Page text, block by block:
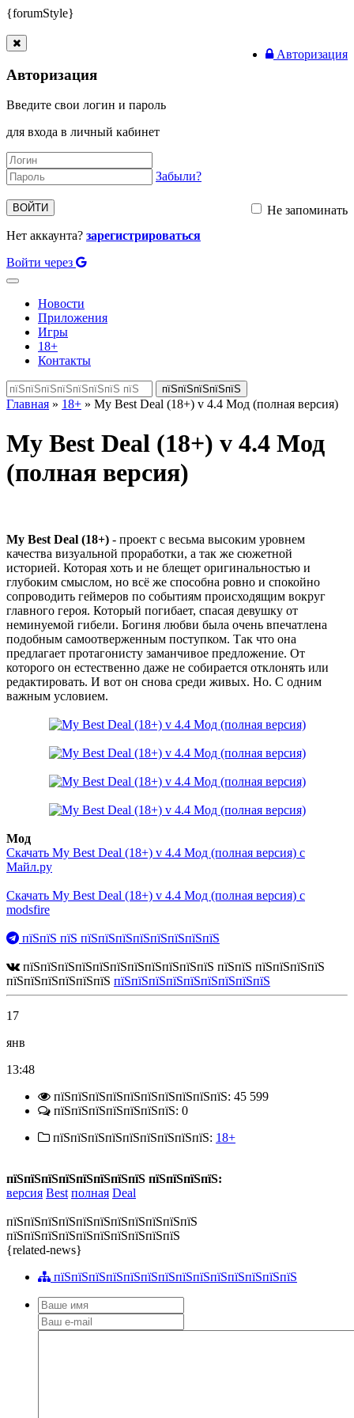
{forumStyle}
Авторизация
Авторизация
Введите свои логин и пароль
для входа в личный кабинет
Забыли?
ВОЙТИ
Не запоминать
Нет аккаунта? зарегистрироваться
Войти через
Toggle
navigationНовости
Приложения
Игры
18+
Контакты
Главная » 18+ » My Best Deal (18+) v 4.4 Мод (полная версия)
My Best Deal (18+) v 4.4 Мод
(полная версия)
My Best Deal (18+) - проект с весьма высоким уровнем
качества визуальной проработки, а так же сюжетной
историей. Которая хоть и не блещет оригинальностью и
глубоким смыслом, но всё же способна ровно и спокойно
сопроводить геймеров по событиям происходящим вокруг
главного героя. Который погибает, спасая девушку от
неминуемой гибели. Богиня любви была очень впечатлена
подобным самоотверженным поступком. Так что она
предлагает протагонисту заманчивое предложение. От
которого он естественно даже не собирается отклонять или
редактировать. И вот он снова среди живых. Но. С одним
важным условием.
Мод
Скачать My Best Deal (18+) v 4.4 Мод (полная версия) с
Майл.ру
Скачать My Best Deal (18+) v 4.4 Мод (полная версия) с
modsfire
пїЅпїЅ пїЅ пїЅпїЅпїЅпїЅпїЅпїЅпїЅпїЅ
пїЅпїЅпїЅпїЅпїЅпїЅпїЅпїЅпїЅпїЅпїЅ пїЅпїЅ пїЅпїЅпїЅпїЅ
пїЅпїЅпїЅпїЅпїЅпїЅ пїЅпїЅпїЅпїЅпїЅпїЅпїЅпїЅпїЅ
17
янв
13:48
пїЅпїЅпїЅпїЅпїЅпїЅпїЅпїЅпїЅпїЅ: 45 599
пїЅпїЅпїЅпїЅпїЅпїЅпїЅ: 0
пїЅпїЅпїЅпїЅпїЅпїЅпїЅпїЅпїЅ: 18+
пїЅпїЅпїЅпїЅпїЅпїЅпїЅпїЅ пїЅпїЅпїЅпїЅ:
версия Best полная Deal
пїЅпїЅпїЅпїЅпїЅпїЅпїЅпїЅпїЅпїЅпїЅ
пїЅпїЅпїЅпїЅпїЅпїЅпїЅпїЅпїЅпїЅ
{related-news}
пїЅпїЅпїЅпїЅпїЅпїЅпїЅпїЅпїЅпїЅпїЅпїЅпїЅпїЅ